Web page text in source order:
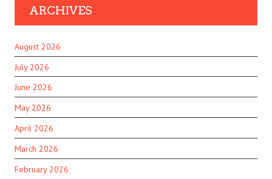
ARCHIVES
August 2026
July 2026
June 2026
May 2026
April 2026
March 2026
February 2026